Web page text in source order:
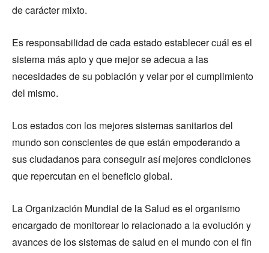
de carácter mixto.
Es responsabilidad de cada estado establecer cuál es el
sistema más apto y que mejor se adecua a las
necesidades de su población y velar por el cumplimiento
del mismo.
Los estados con los mejores sistemas sanitarios del
mundo son conscientes de que están empoderando a
sus ciudadanos para conseguir así mejores condiciones
que repercutan en el beneficio global.
La Organización Mundial de la Salud es el organismo
encargado de monitorear lo relacionado a la evolución y
avances de los sistemas de salud en el mundo con el fin